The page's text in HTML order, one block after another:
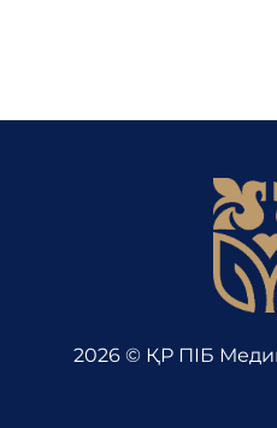
Нашар
арналған
2026 © ҚР ПІБ